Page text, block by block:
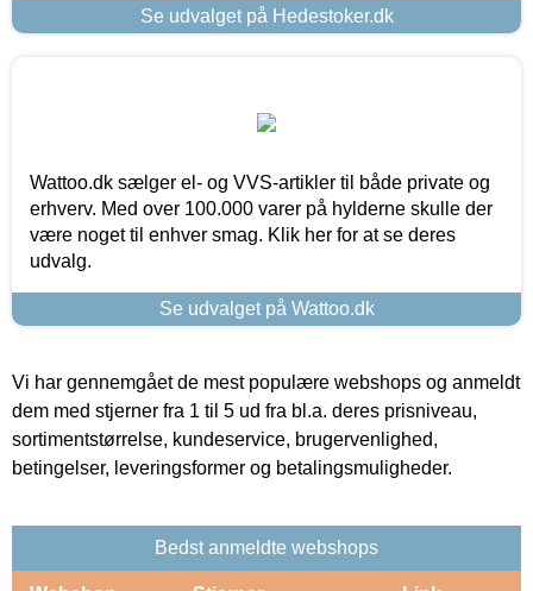
Se udvalget på Hedestoker.dk
Wattoo.dk sælger el- og VVS-artikler til både private og
erhverv. Med over 100.000 varer på hylderne skulle der
være noget til enhver smag. Klik her for at se deres
udvalg.
Se udvalget på Wattoo.dk
Vi har gennemgået de mest populære webshops og anmeldt
dem med stjerner fra 1 til 5 ud fra bl.a. deres prisniveau,
sortimentstørrelse, kundeservice, brugervenlighed,
betingelser, leveringsformer og betalingsmuligheder.
Bedst anmeldte webshops